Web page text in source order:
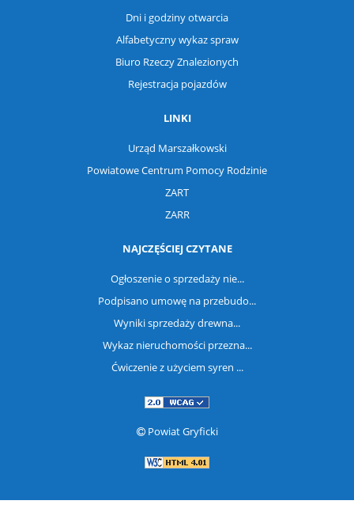
Dni i godziny otwarcia
Alfabetyczny wykaz spraw
Biuro Rzeczy Znalezionych
Rejestracja pojazdów
LINKI
Urząd Marszałkowski
Powiatowe Centrum Pomocy Rodzinie
ZART
ZARR
NAJCZĘŚCIEJ CZYTANE
Ogłoszenie o sprzedaży nie...
Podpisano umowę na przebudo...
Wyniki sprzedaży drewna...
Wykaz nieruchomości przezna...
Ćwiczenie z użyciem syren ...
Powiat Gryficki